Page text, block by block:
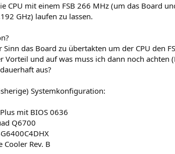
CPU mit einem FSB 266 MHz (um das Board
GHz) laufen zu lassen.
Sinn das Board zu übertakten um der CPU den
Vorteil und auf was muss ich dann noch achten
aus?
Systemkonfiguration:
mit BIOS 0636
Q6700
Cooler Rev. B